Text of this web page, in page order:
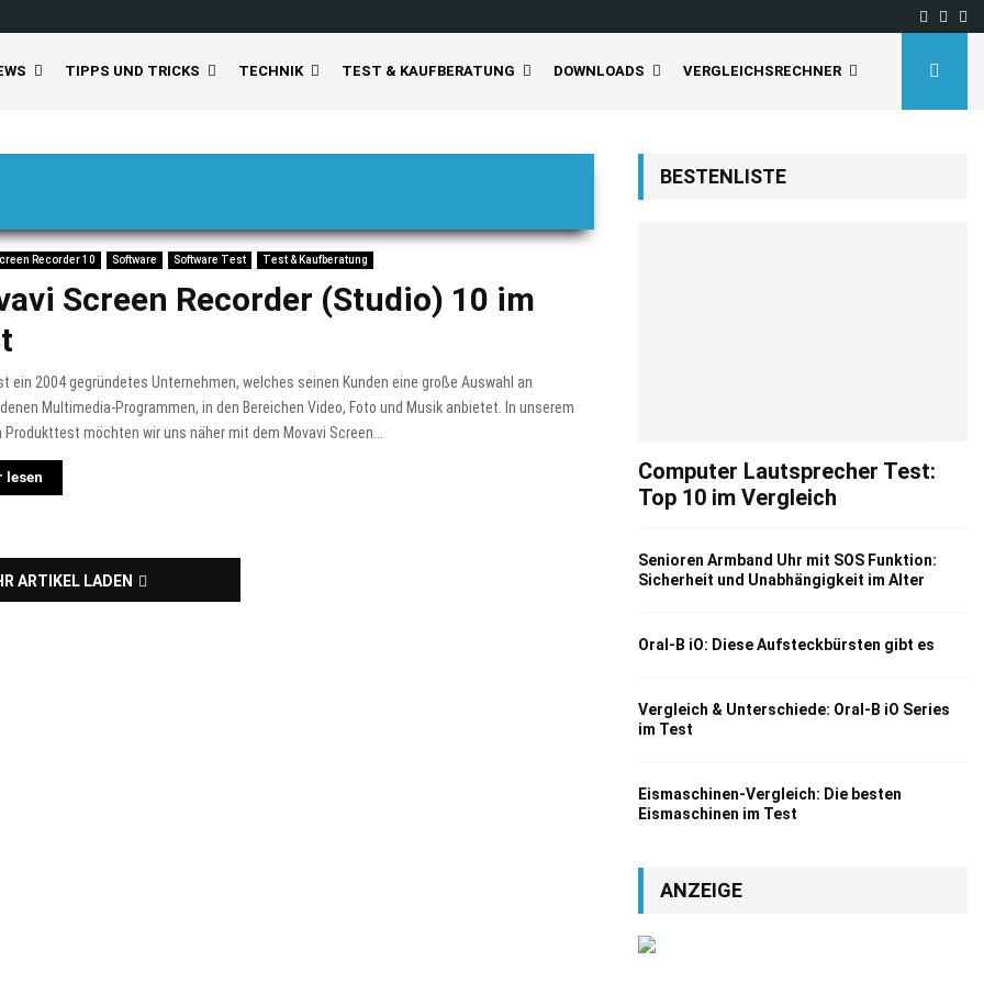
TIPPS UND TRICKS TECHNIK TEST & KAUFBERATUNG DOWNLOADS VERGLEICHSRECHNER
Recorder 10 Software Software Test Test & Kaufberatung
Screen Recorder (Studio) 10 im
ein 2004 gegründetes Unternehmen, welches seinen Kunden eine große Auswahl an
Multimedia-Programmen, in den Bereichen Video, Foto und Musik anbietet. In unserem
Produkttest möchten wir uns näher mit dem Movavi Screen...
lesen
ARTIKEL LADEN
BESTENLISTE
Computer Lautsprecher Test:
Top 10 im Vergleich
Senioren Armband Uhr mit SOS Funktion:
Sicherheit und Unabhängigkeit im Alter
Oral-B iO: Diese Aufsteckbürsten gibt es
Vergleich & Unterschiede: Oral-B iO Series
im Test
Eismaschinen-Vergleich: Die besten
Eismaschinen im Test
ANZEIGE